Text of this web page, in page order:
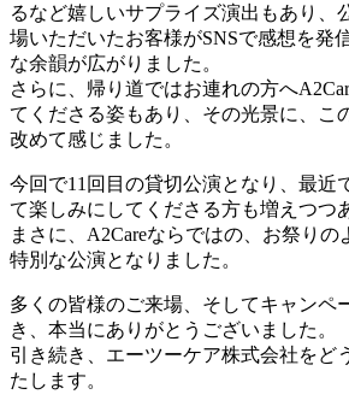
るなど嬉しいサプライズ演出もあり、
場いただいたお客様がSNSで感想を発
な余韻が広がりました。
さらに、帰り道ではお連れの方へ
てくださる姿もあり、その光景に、こ
改めて感じました。
今回で11回目の貸切公演となり、最近
て楽しみにしてくださる方も増えつつ
まさに、A2Careならではの、お祭りの
特別な公演となりました。
多くの皆様のご来場、そしてキャンペ
き、本当にありがとうございました。
引き続き、エーツーケア株式会社をど
たします。